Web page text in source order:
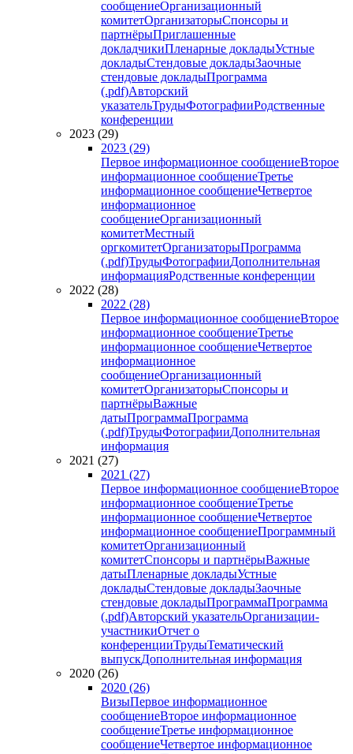
сообщениеОрганизационный
комитетОрганизаторыСпонсоры и
партнёрыПриглашенные
докладчикиПленарные докладыУстные
докладыСтендовые докладыЗаочные
стендовые докладыПрограмма
(.pdf)Авторский
указательТрудыФотографииРодственные
конференции
2023 (29)
2023 (29)
Первое информационное сообщениеВторое
информационное сообщениеТретье
информационное сообщениеЧетвертое
информационное
сообщениеОрганизационный
комитетМестный
оргкомитетОрганизаторыПрограмма
(.pdf)ТрудыФотографииДополнительная
информацияРодственные конференции
2022 (28)
2022 (28)
Первое информационное сообщениеВторое
информационное сообщениеТретье
информационное сообщениеЧетвертое
информационное
сообщениеОрганизационный
комитетОрганизаторыСпонсоры и
партнёрыВажные
датыПрограммаПрограмма
(.pdf)ТрудыФотографииДополнительная
информация
2021 (27)
2021 (27)
Первое информационное сообщениеВторое
информационное сообщениеТретье
информационное сообщениеЧетвертое
информационное сообщениеПрограммный
комитетОрганизационный
комитетСпонсоры и партнёрыВажные
датыПленарные докладыУстные
докладыСтендовые докладыЗаочные
стендовые докладыПрограммаПрограмма
(.pdf)Авторский указательОрганизации-
участникиОтчет о
конференцииТрудыТематический
выпускДополнительная информация
2020 (26)
2020 (26)
ВизыПервое информационное
сообщениеВторое информационное
сообщениеТретье информационное
сообщениеЧетвертое информационное